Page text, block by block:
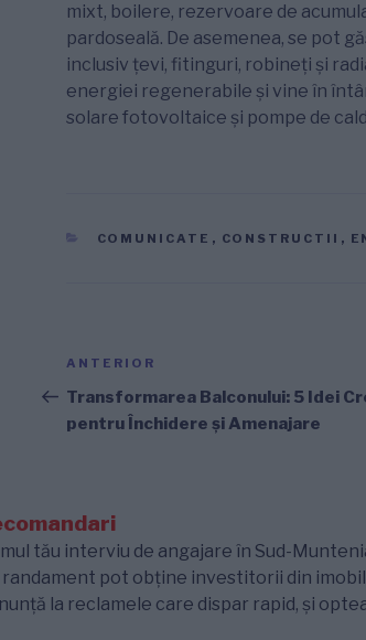
mixt, boilere, rezervoare de
pardoseală. De asemenea, se pot
inclusiv țevi, fitinguri, robineți și
energiei regenerabile și vine în
solare fotovoltaice și pompe de
CATEGORII
COMUNICATE , CONSTRUCTII ,
Navigare
în
articole
Articolul
anterior
ANTERIOR
Transformarea Balconului: 5 Idei
pentru Închidere și Amenajare
tău interviu de angajare în Sud-
randament pot obține investitorii din
la reclamele care dispar rapid, și